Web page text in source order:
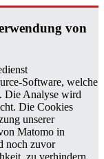
von
Software, welche
Die Analyse wird
Die Cookies
unserer
Matomo in
noch zuvor